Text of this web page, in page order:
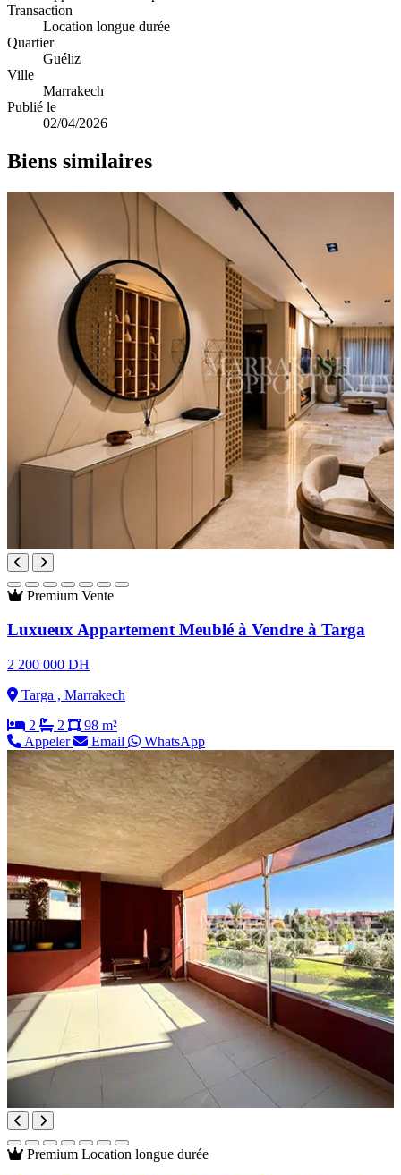
Transaction
Location longue durée
Quartier
Guéliz
Ville
Marrakech
Publié le
02/04/2026
Biens similaires
Premium Vente
Luxueux Appartement Meublé à Vendre à Targa
2 200 000 DH
Targa , Marrakech
2
2
98 m²
Appeler
Email WhatsApp
Premium Location longue durée